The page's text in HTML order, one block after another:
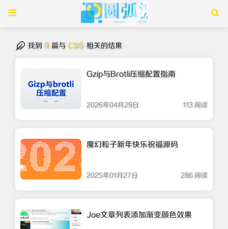
找到 9 篇与 CSS 相关的结果
Gzip与Brotli压缩配置指南
2026年04月29日 113 阅读
魔幻粒子新年快乐祝福源码
2025年01月27日 286 阅读
Joe文章列表添加渐变颜色效果